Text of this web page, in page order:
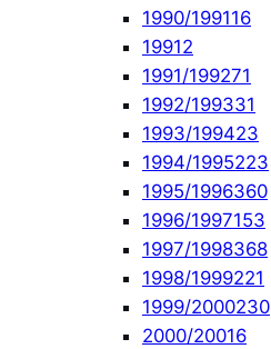
1990/199116
19912
1991/199271
1992/199331
1993/199423
1994/1995223
1995/1996360
1996/1997153
1997/1998368
1998/1999221
1999/2000230
2000/20016